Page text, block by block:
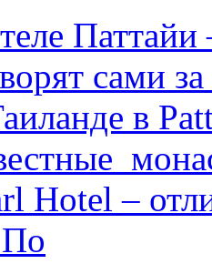
сами за
в
Hotel –